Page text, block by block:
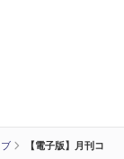
【電子版】月刊コ